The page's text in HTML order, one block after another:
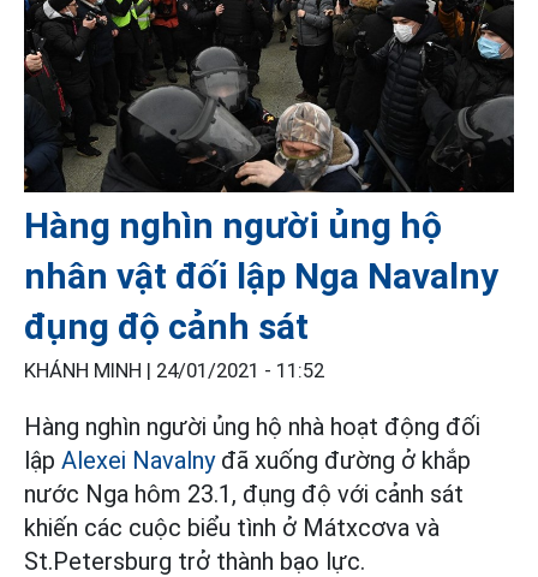
Hàng nghìn người ủng hộ
nhân vật đối lập Nga Navalny
đụng độ cảnh sát
KHÁNH MINH | 24/01/2021 - 11:52
Hàng nghìn người ủng hộ nhà hoạt động đối
lập Alexei Navalnyđã xuống đường ở khắp
nước Nga hôm 23.1, đụng độ với cảnh sát
khiến các cuộc biểu tình ở Mátxcơva và
St.Petersburg trở thành bạo lực.